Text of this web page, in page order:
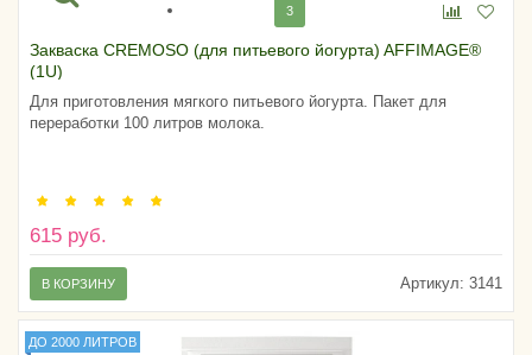
3
Закваска CREMOSO (для питьевого йогурта) AFFIMAGE®
(1U)
Для приготовления мягкого питьевого йогурта. Пакет для
переработки 100 литров молока.
615 руб.
Артикул: 3141
В КОРЗИНУ
ДО 2000 ЛИТРОВ